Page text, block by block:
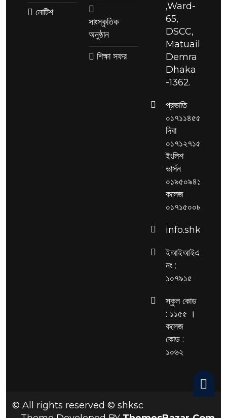
নোটিশ
সাংস্কৃতিক
অনুষ্ঠান
শিক্ষা সফর
,Ward-
65,
DSCC,
Matuail,
Demra
Dhaka
-1362.
প্রভাতি
০১৭১১৪৫৫২৮৬,
দিবা
০১৭১২৭১৫৩২৫,
ইংলিশ
ভার্সন
০১৯৫০৯৪১৯২৯,
কলেজ
০১৭১৫০০৮৫১৭
ইআইআইএন
নং :
১০৭৯১৫
স্কুল কোড
: ১১৫৫ ।
কলেজ
কোড :
১০৬২
© All rights reserved © shksc